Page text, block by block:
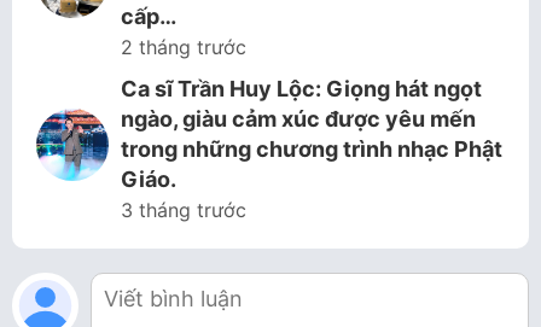
cấp…
2 tháng trước
Ca sĩ Trần Huy Lộc: Giọng hát ngọt
ngào, giàu cảm xúc được yêu mến
trong những chương trình nhạc Phật
Giáo.
3 tháng trước